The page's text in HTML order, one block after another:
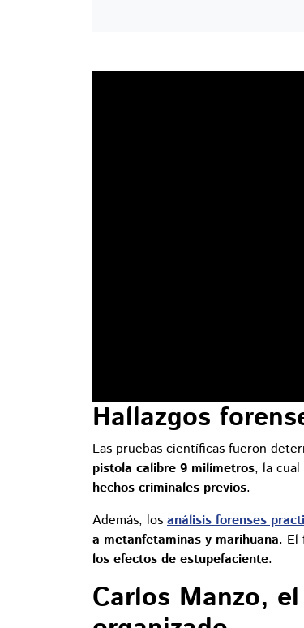
Hallazgos
Las pruebas científicas fueron
pistola calibre 9 milímetros, la
hechos criminales previos.
Además, los análisis forenses
a metanfetaminas y marihuana. El
los efectos de estupefaciente.
Carlos Manzo,